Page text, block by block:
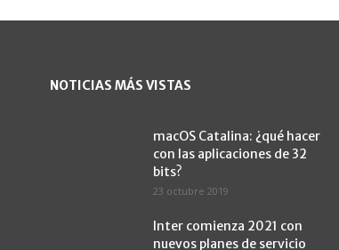
NOTICIAS MÁS VISTAS
macOS Catalina: ¿qué hacer
con las aplicaciones de 32
bits?
23 octubre 2019
Inter comienza 2021 con
nuevos planes de servicio